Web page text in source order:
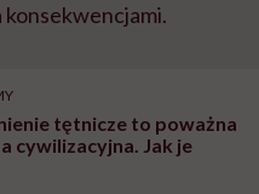
tętnicze to poważna
cywilizacyjna. Jak je